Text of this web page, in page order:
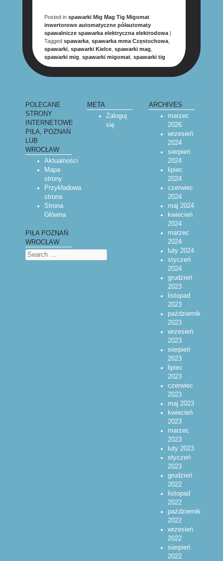
Posted in spawarki Mig Mag Tig Migomat
inwertorowe automatyczne półautomaty
spawalnicze spawarka elektryczna elektrodowa |
Tagged spawarka, spawarka mma Częstochowa,
spawarki, spawarki Kielce, spawarki mag
spawarki mig spawarki migomat, spawarki tig
POLECANE
STRONY
INTERNETOWE
PIŁA, POZNAŃ
LUB
WROCŁAW
Aktualności
Mapa
strony
Przykładowa
strona
Strona
Główna
PIŁA POZNAŃ
WROCŁAW
Search
META
Zaloguj
się
ARCHIVES
marzec
2026
wrzesień
2024
sierpień
2024
lipiec
2024
czerwiec
2024
maj 2024
kwiecień
2024
marzec
2024
luty 2024
styczeń
2024
grudzień
2023
listopad
2023
październik
2023
wrzesień
2023
sierpień
2023
lipiec
2023
czerwiec
2023
maj 2023
kwiecień
2023
marzec
2023
luty 2023
styczeń
2023
grudzień
2022
listopad
2022
październik
2022
wrzesień
2022
sierpień
2022